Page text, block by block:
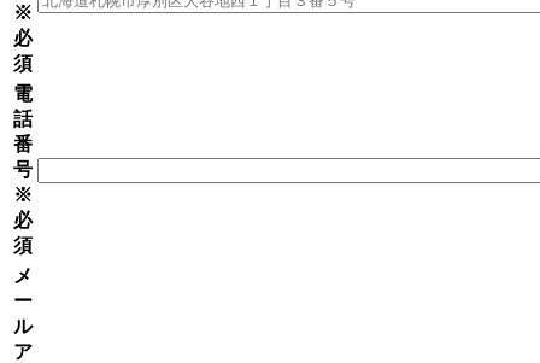
※
必
須
電
話
番
号
※
必
須
メ
ー
ル
ア